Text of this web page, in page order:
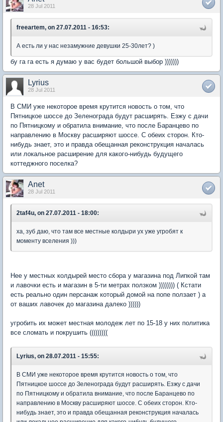
28 Jul 2011
freeartem, on 27.07.2011 - 16:53:
А есть ли у нас незамужние девушки 25-30лет? )
бу га га есть я думаю у вас будет большой выбор )))))))
Lyrius
28 Jul 2011
В СМИ уже некоторое время крутится новость о том, что
Пятницкое шоссе до Зеленограда будут расширять. Езжу с дачи
по Пятницкому и обратила внимание, что после Баранцево по
направлению в Москву расширяют шоссе. С обеих сторон. Кто-
нибудь знает, это и правда обещанная реконструкция началась
или локальное расширение для какого-нибудь будущего
коттеджного поселка?
Anet
28 Jul 2011
2taf4u, on 27.07.2011 - 18:00:
ха, зуб даю, что там все местные колдыри ух уже угробят к
моменту вселения )))
Нее у местных колдырей место сбора у магазина под Липкой там
и лавочки есть и магазин в 5-ти метрах ползком )))))))) ( Кстати
есть реально один персанаж который домой на попе ползает ) а
от ваших лавочек до магазина далеко ))))))
угробить их может местная молодеж лет по 15-18 у них политика
все сломать и покрушить (((((((((
Lyrius, on 28.07.2011 - 15:55:
В СМИ уже некоторое время крутится новость о том, что
Пятницкое шоссе до Зеленограда будут расширять. Езжу с дачи
по Пятницкому и обратила внимание, что после Баранцево по
направлению в Москву расширяют шоссе. С обеих сторон. Кто-
нибудь знает, это и правда обещанная реконструкция началась